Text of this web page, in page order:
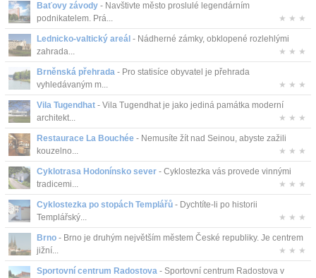
Baťovy závody - Navštivte město proslulé legendárním
podnikatelem. Prá...
★ ★ ★
Lednicko-valtický areál - Nádherné zámky, obklopené rozlehlými
zahrada...
★ ★ ★
Brněnská přehrada - Pro statisíce obyvatel je přehrada
vyhledávaným m...
★ ★ ★
Vila Tugendhat - Vila Tugendhat je jako jediná památka moderní
architekt...
★ ★ ★
Restaurace La Bouchée - Nemusíte žít nad Seinou, abyste zažili
kouzelno...
★ ★ ★
Cyklotrasa Hodonínsko sever - Cyklostezka vás provede vinnými
tradicemi...
★ ★ ★
Cyklostezka po stopách Templářů - Dychtíte-li po historii
Templářský...
★ ★ ★
Brno - Brno je druhým největším městem České republiky. Je centrem
jižní...
★ ★ ★
Sportovní centrum Radostova - Sportovní centrum Radostova v